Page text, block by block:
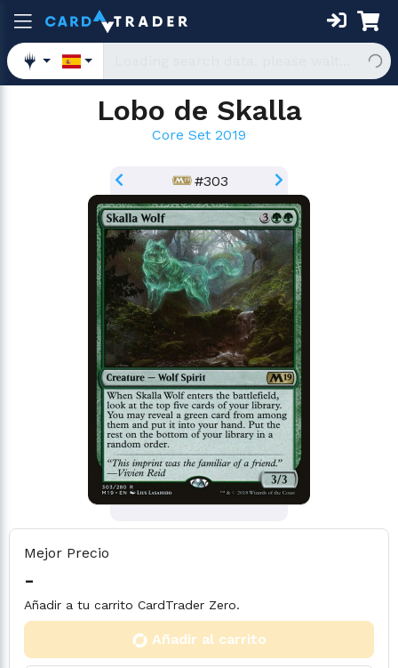
Lobo de Skalla
Core Set 2019
#303
Mejor Precio
-
Añadir a tu carrito CardTrader Zero.
Añadir al carrito